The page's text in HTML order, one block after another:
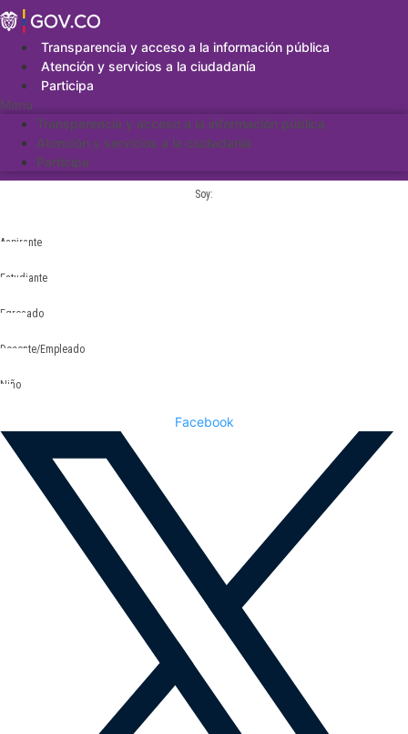
Saltar
al
contenidoTransparencia y acceso a la información pública
Atención y servicios a la ciudadanía
Participa
Menu
Transparencia y acceso a la información pública
Atención y servicios a la ciudadanía
Participa
Soy:
Aspirante
Estudiante
Egresado
Docente/Empleado
Niño
Facebook